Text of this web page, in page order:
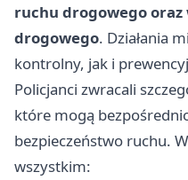
ruchu drogowego
drogowego. Działania
kontrolny, jak i
Policjanci zwracali
które mogą
bezpieczeństwo ruchu.
wszystkim: